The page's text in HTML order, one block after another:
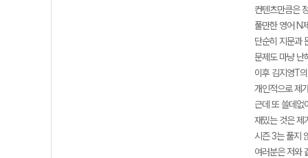
컨텐츠만큼은
풀만한 영어 N
단순히 지문과
문제도 마냥 난
이후 김지영T
개인적으로 제
근데 또 쓸데없
재밌는 것은 제
시즌 3는 풀지
여러분은 저와